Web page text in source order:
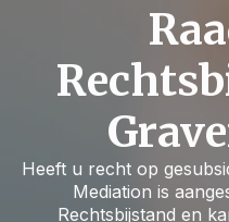
Heeft u recht op
Mediation is
Rechtsbijstand en